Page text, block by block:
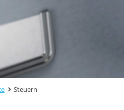
Steuern